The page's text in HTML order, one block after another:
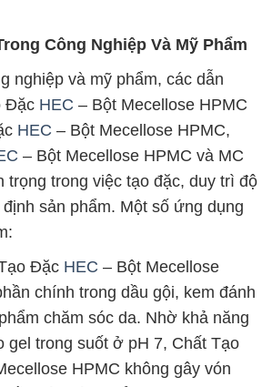
Công Nghiệp Và Mỹ Phẩm
nghiệp và mỹ phẩm, các dẫn
Đặc HEC – Bột Mecellose HPMC
HEC – Bột Mecellose HPMC,
– Bột Mecellose HPMC và MC
trọng trong việc tạo đặc, duy trì độ
sản phẩm. Một số ứng dụng
Đặc HEC – Bột Mecellose
chính trong dầu gội, kem đánh
chăm sóc da. Nhờ khả năng
gel trong suốt ở pH 7, Chất Tạo
HPMC không gây vón